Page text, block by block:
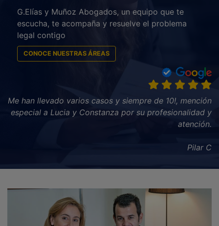
G.Elías y Muñoz Abogados, un equipo que te
escucha, te acompaña y resuelve el problema
legal contigo
CONOCE NUESTRAS ÁREAS
Me han llevado varios casos y siempre de 10!, mención
especial a Lucia y Constanza por su profesionalidad y
atención.
Pilar C
Fue todo un acierto. Me asesoraron y acompañaron en
todo el proceso en el que finalmente obtuve una
resolución favorable. Muy satisfecha con sus servicios.
Sandra Medina